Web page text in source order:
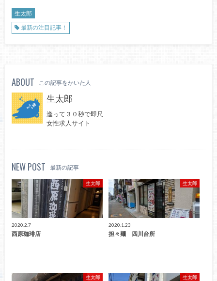
生太郎
最新の注目記事！
ABOUT この記事をかいた人
生太郎
逢って３０秒で即尺
女性求人サイト
NEW POST 最新の記事
生太郎
2020.2.7
西原珈琲店
生太郎
2020.1.23
担々麺 四川台所
生太郎 生太郎